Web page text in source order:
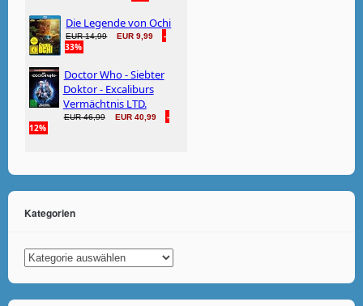
Kategorien
Kategorien